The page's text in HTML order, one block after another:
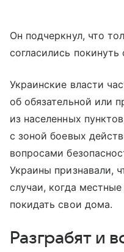
Он подчеркнул, что
согласились
Украинские власти
об обязательной или
из населенных
с зоной боевых
вопросами
Украины признавали,
случаи, когда
покидать свои дома.
Разграбят и